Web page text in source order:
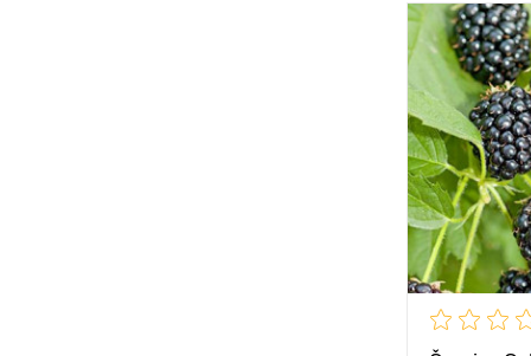
Výška
Vzdialenosť
rastlinami
Poloha